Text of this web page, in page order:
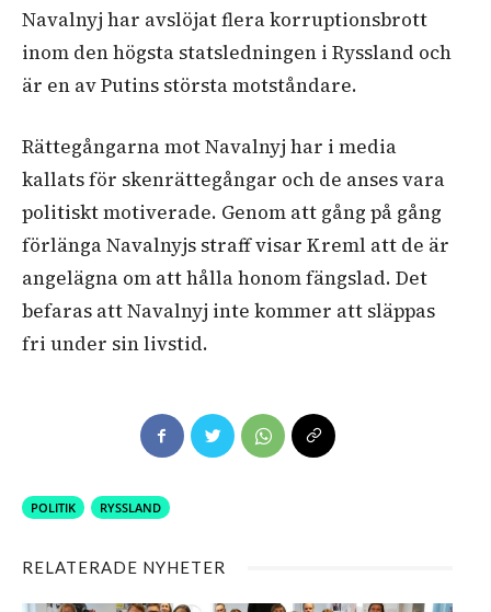
Navalnyj har avslöjat flera korruptionsbrott
inom den högsta statsledningen i Ryssland och
är en av Putins största motståndare.
Rättegångarna mot Navalnyj har i media
kallats för skenrättegångar och de anses vara
politiskt motiverade. Genom att gång på gång
förlänga Navalnyjs straff visar Kreml att de är
angelägna om att hålla honom fängslad. Det
befaras att Navalnyj inte kommer att släppas
fri under sin livstid.
POLITIK RYSSLAND
RELATERADE NYHETER